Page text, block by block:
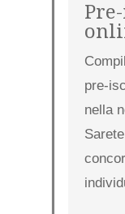
pre-
nella